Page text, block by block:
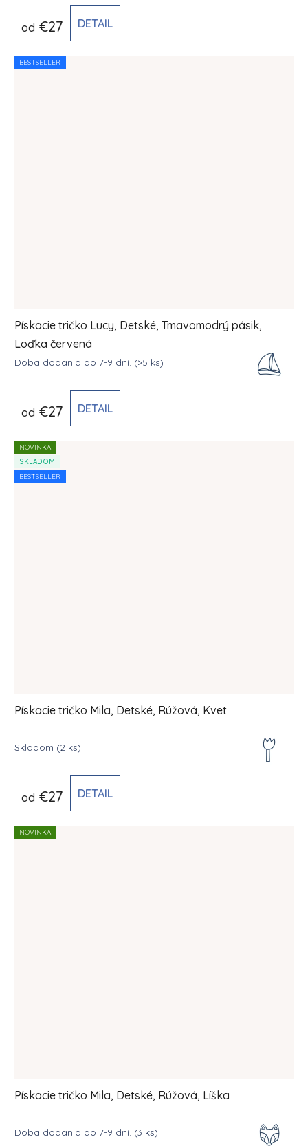
od €27 DETAIL
BESTSELLER
Pískacie tričko Lucy, Detské, Tmavomodrý pásik,
Loďka červená
Doba dodania do 7-9 dní. (>5 ks)
od €27 DETAIL
NOVINKA
SKLADOM
BESTSELLER
Pískacie tričko Mila, Detské, Rúžová, Kvet
Skladom (2 ks)
od €27 DETAIL
NOVINKA
Pískacie tričko Mila, Detské, Rúžová, Líška
Doba dodania do 7-9 dní. (3 ks)